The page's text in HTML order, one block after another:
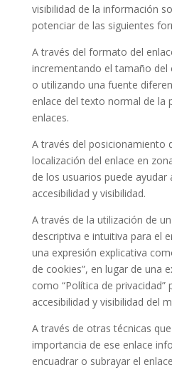
visibilidad de la información
potenciar de las siguientes
A través del formato del
incrementando el tamaño del
o utilizando una fuente
enlace del texto normal de la
enlaces.
A través del posicionamiento
localización del enlace en
de los usuarios puede ayudar
accesibilidad y visibilidad.
A través de la utilización de
descriptiva e intuitiva para el
una expresión explicativa
de cookies”, en lugar de una
como “Política de privacidad”
accesibilidad y visibilidad del
A través de otras técnicas
importancia de ese enlace
encuadrar o subrayar el